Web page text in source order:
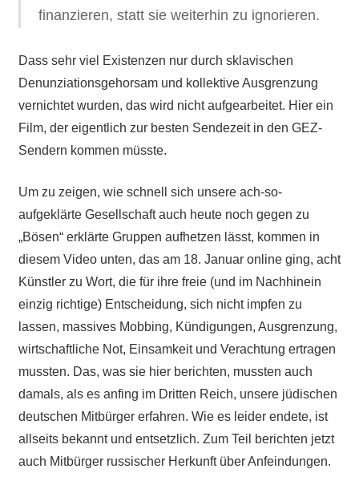
finanzieren, statt sie weiterhin zu ignorieren.
Dass sehr viel Existenzen nur durch sklavischen
Denunziationsgehorsam und kollektive Ausgrenzung
vernichtet wurden, das wird nicht aufgearbeitet. Hier ein
Film, der eigentlich zur besten Sendezeit in den GEZ-
Sendern kommen müsste.
Um zu zeigen, wie schnell sich unsere ach-so-
aufgeklärte Gesellschaft auch heute noch gegen zu
„Bösen“ erklärte Gruppen aufhetzen lässt, kommen in
diesem Video unten, das am 18. Januar online ging, acht
Künstler zu Wort, die für ihre freie (und im Nachhinein
einzig richtige) Entscheidung, sich nicht impfen zu
lassen, massives Mobbing, Kündigungen, Ausgrenzung,
wirtschaftliche Not, Einsamkeit und Verachtung ertragen
mussten. Das, was sie hier berichten, mussten auch
damals, als es anfing im Dritten Reich, unsere jüdischen
deutschen Mitbürger erfahren. Wie es leider endete, ist
allseits bekannt und entsetzlich. Zum Teil berichten jetzt
auch Mitbürger russischer Herkunft über Anfeindungen.